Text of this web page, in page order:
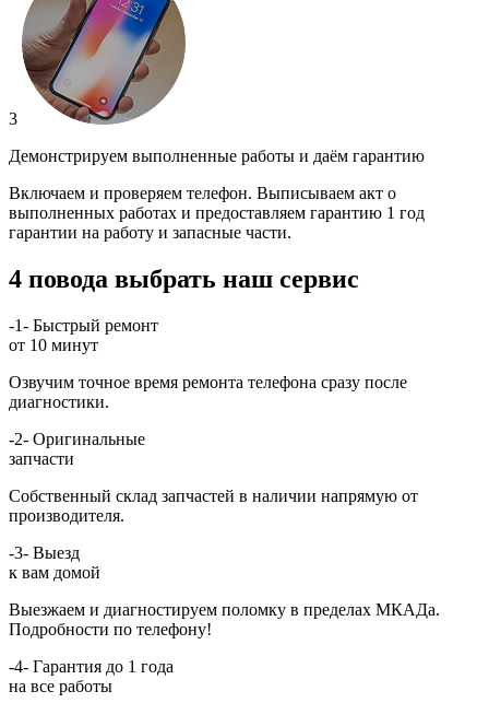
3
Демонстрируем выполненные работы и даём гарантию
Включаем и проверяем телефон. Выписываем акт о
выполненных работах и предоставляем гарантию 1 год
гарантии на работу и запасные части.
4 повода выбрать наш сервис
-1- Быстрый ремонт
от 10 минут
Озвучим точное время ремонта телефона сразу после
диагностики.
-2- Оригинальные
запчасти
Собственный склад запчастей в наличии напрямую от
производителя.
-3- Выезд
к вам домой
Выезжаем и диагностируем поломку в пределах МКАДа.
Подробности по телефону!
-4- Гарантия до 1 года
на все работы